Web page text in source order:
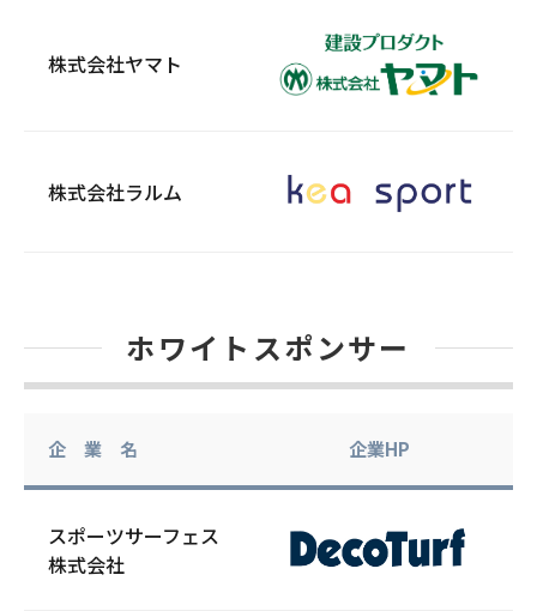
株式会社ヤマト
株式会社ラルム
ホワイトスポンサー
企 業 名 企業HP
スポーツサーフェス
株式会社